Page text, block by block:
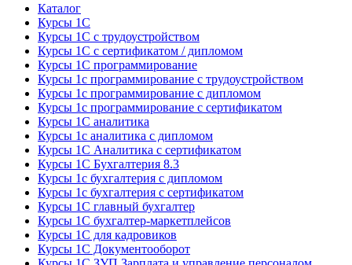
Каталог
Курсы 1С
Курсы 1С с трудоустройством
Курсы 1С с сертификатом / дипломом
Курсы 1С программирование
Курсы 1с программирование с трудоустройством
Курсы 1с программирование с дипломом
Курсы 1с программирование с сертификатом
Курсы 1С аналитика
Курсы 1с аналитика с дипломом
Курсы 1С Аналитика с сертификатом
Курсы 1С Бухгалтерия 8.3
Курсы 1с бухгалтерия с дипломом
Курсы 1с бухгалтерия с сертификатом
Курсы 1С главный бухгалтер
Курсы 1С бухгалтер-маркетплейсов
Курсы 1С для кадровиков
Курсы 1С Документооборот